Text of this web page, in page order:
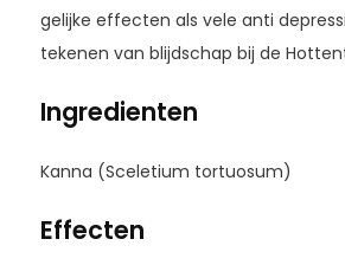
gelijke effecten als vele anti
tekenen van blijdschap bij de
Ingredienten
Kanna (Sceletium tortuosum)
Effecten